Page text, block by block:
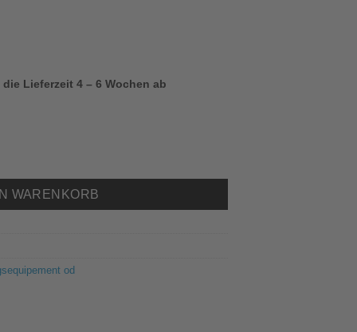
Lieferzeit 4 – 6 Wochen ab
WARENKORB
od